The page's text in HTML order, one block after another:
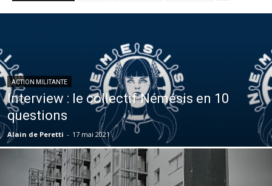
ACTION MILITANTE
Interview : le collectif Némésis en 10
questions
Alain de Peretti - 17 mai 2021